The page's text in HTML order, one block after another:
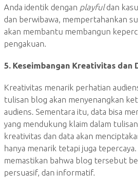
Anda identik dengan playfuldan
dan berwibawa, mempertahankan
akan membantu membangun
pengakuan.
5. Keseimbangan Kreativitas dan
Kreativitas menarik perhatian
tulisan blog akan menyenangkan
audiens. Sementara itu, data bisa
yang mendukung klaim dalam
kreativitas dan data akan
hanya menarik tetapi juga
memastikan bahwa blog tersebut
persuasif, dan informatif.